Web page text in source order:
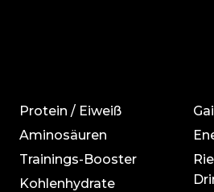
Protein / Eiweiß
Aminosäuren
Trainings-Booster
Kohlenhydrate